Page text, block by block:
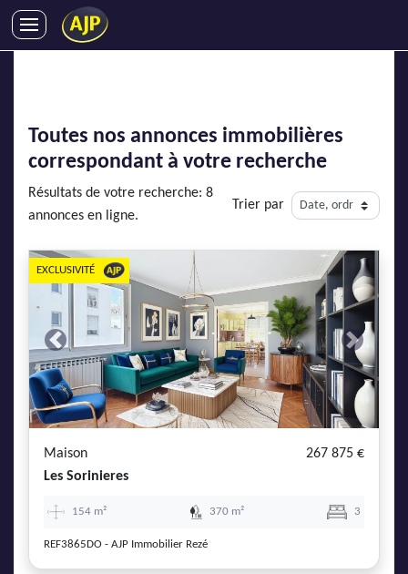
LOCATIONS DE VACANCES
ENTREPRISES
DEVENIR FRANCHISÉ
AJP Recrute
AJP Actualités
Toutes nos annonces immobilières
correspondant à votre recherche
Résultats de votre recherche: 8
annonces en ligne.
Trier par
Previous Next
EXCLUSIVITÉ
Maison
267 875 €
Les Sorinieres
154 m² 370 m² 3
REF3865DO - AJP Immobilier Rezé